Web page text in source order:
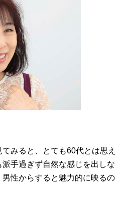
みると、とても60代とは思え
手過ぎず自然な感じを出しな
性からすると魅力的に映るの